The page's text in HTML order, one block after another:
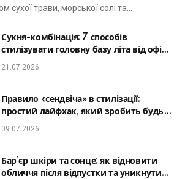
сухої трави, морської солі та…
Сукня-комбінація: 7 способів
стилізувати головну базу літа від офісу
до романтичної вечері
21.07.2026
Правило «сендвіча» в стилізації:
простий лайфхак, який зробить будь-
який образ гармонійним
09.07.2026
Бар’єр шкіри та сонце: як відновити
обличчя після відпустки та уникнути